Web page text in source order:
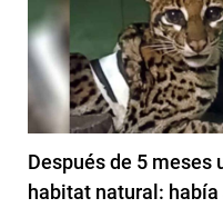
Después de 5 meses
habitat natural: